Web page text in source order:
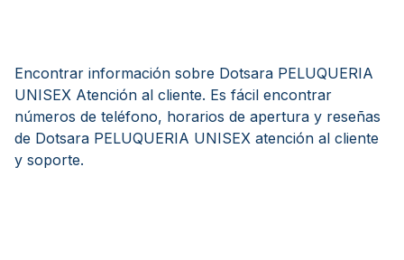
Encontrar información sobre Dotsara PELUQUERIA
UNISEX Atención al cliente. Es fácil encontrar
números de teléfono, horarios de apertura y reseñas
de Dotsara PELUQUERIA UNISEX atención al cliente
y soporte.